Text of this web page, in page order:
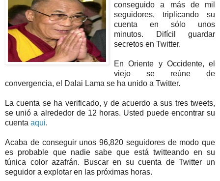
conseguido a más de mil
seguidores, triplicando su
cuenta en sólo unos
minutos. Difícil guardar
secretos en Twitter.
En Oriente y Occidente, el
viejo se reúne de
convergencia, el Dalai Lama se ha unido a Twitter.
La cuenta se ha verificado, y de acuerdo a sus tres tweets,
se unió a alrededor de 12 horas. Usted puede encontrar su
cuenta aqui.
Acaba de conseguir unos 96,820 seguidores de modo que
es probable que nadie sabe que está twitteando en su
túnica color azafrán. Buscar en su cuenta de Twitter un
seguidor a explotar en las próximas horas.